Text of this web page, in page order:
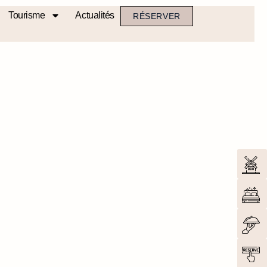
Tourisme Actualités RÉSERVER